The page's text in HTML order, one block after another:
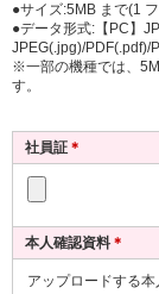
(1)保険契約
払い
(2)保険以
供に関連・
個人情報保
まの個人情
た、お預か
また、当
行うため、
名、生年月
防止の為必
●サイズ:5MB まで(1
●データ形式:【PC】
JPEG(.jpg)/PDF(.pdf)/
※一部の機種では、
す。
社員証 ＊
本人確認資料 ＊
アップロードする